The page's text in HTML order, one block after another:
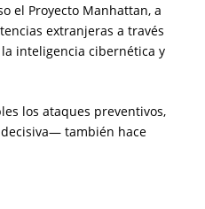
el Proyecto Manhattan, a
extranjeras a través
inteligencia cibernética y
los ataques preventivos,
también hace